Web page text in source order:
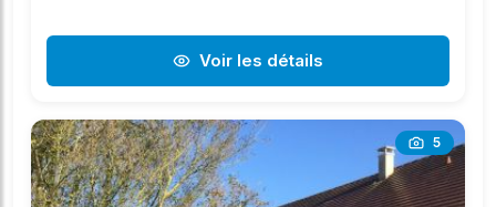
Voir les détails
5